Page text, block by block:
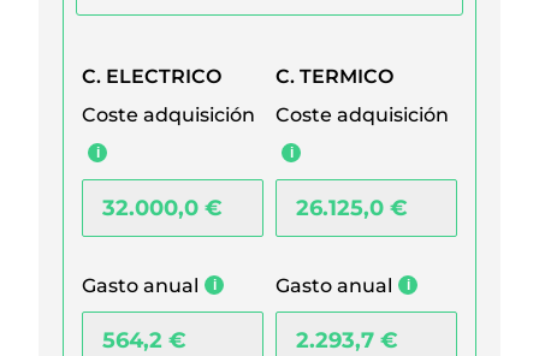
C. ELECTRICO
Coste adquisición
C. TERMICO
Coste adquisición
Gasto anual Gasto anual